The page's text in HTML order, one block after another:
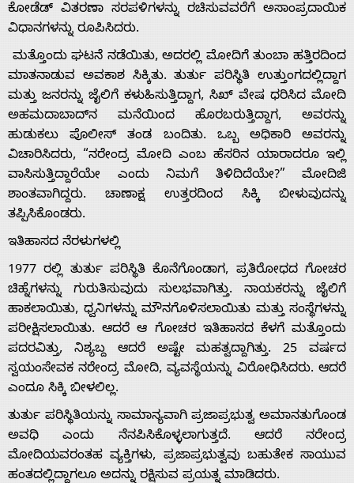
ಕೋಡೆಡ್ ವಿತರಣಾ ಸರಪಳಿಗಳನ್ನು ರಚಿಸುವವರೆಗೆ ಅಸಾಂಪ್ರದಾಯಿಕ
ವಿಧಾನಗಳನ್ನು ರೂಪಿಸಿದರು.
ಮತ್ತೊಂದು ಘಟನೆ ನಡೆಯಿತು, ಅದರಲ್ಲಿ ಮೋದಿಗೆ ತುಂಬಾ ಹತ್ತಿರದಿಂದ
ಮಾತನಾಡುವ ಅವಕಾಶ ಸಿಕ್ಕಿತು. ತುರ್ತು ಪರಿಸ್ಥಿತಿ ಉತ್ತುಂಗದಲ್ಲಿದ್ದಾಗ
ಮತ್ತು ಜನರನ್ನು ಜೈಲಿಗೆ ಕಳುಹಿಸುತ್ತಿದ್ದಾಗ, ಸಿಖ್ ವೇಷ ಧರಿಸಿದ ಮೋದಿ
ಅಹಮದಾಬಾದ್‌ನ ಮನೆಯಿಂದ ಹೊರಬರುತ್ತಿದ್ದಾಗ, ಅವರನ್ನು
ಹುಡುಕಲು ಪೊಲೀಸ್ ತಂಡ ಬಂದಿತು. ಒಬ್ಬ ಅಧಿಕಾರಿ ಅವರನ್ನು
ವಿಚಾರಿಸಿದರು, “ನರೇಂದ್ರ ಮೋದಿ ಎಂಬ ಹೆಸರಿನ ಯಾರಾದರೂ ಇಲ್ಲಿ
ವಾಸಿಸುತ್ತಿದ್ದಾರೆಯೇ ಎಂದು ನಿಮಗೆ ತಿಳಿದಿದೆಯೇ?” ಮೋದಿಜಿ
ಶಾಂತವಾಗಿದ್ದರು. ಚಾಣಾಕ್ಷ ಉತ್ತರದಿಂದ ಸಿಕ್ಕಿ ಬೀಳುವುದನ್ನು
ತಪ್ಪಿಸಿಕೊಂಡರು.
ಇತಿಹಾಸದ ನೆರಳುಗಳಲ್ಲಿ
1977 ರಲ್ಲಿ ತುರ್ತು ಪರಿಸ್ಥಿತಿ ಕೊನೆಗೊಂಡಾಗ, ಪ್ರತಿರೋಧದ ಗೋಚರ
ಚಿಹ್ನೆಗಳನ್ನು ಗುರುತಿಸುವುದು ಸುಲಭವಾಗಿತ್ತು. ನಾಯಕರನ್ನು ಜೈಲಿಗೆ
ಹಾಕಲಾಯಿತು, ಧ್ವನಿಗಳನ್ನು ಮೌನಗೊಳಿಸಲಾಯಿತು ಮತ್ತು ಸಂಸ್ಥೆಗಳನ್ನು
ಪರೀಕ್ಷಿಸಲಾಯಿತು. ಆದರೆ ಆ ಗೋಚರ ಇತಿಹಾಸದ ಕೆಳಗೆ ಮತ್ತೊಂದು
ಪದರವಿತ್ತು, ನಿಶ್ಯಬ್ದ ಆದರೆ ಅಷ್ಟೇ ಮಹತ್ವದ್ದಾಗಿತ್ತು. 25 ವರ್ಷದ
ಸ್ವಯಂಸೇವಕ ನರೇಂದ್ರ ಮೋದಿ, ವ್ಯವಸ್ಥೆಯನ್ನು ವಿರೋಧಿಸಿದರು. ಆದರೆ
ಎಂದೂ ಸಿಕ್ಕಿ ಬೀಳಲಿಲ್ಲ.
ತುರ್ತು ಪರಿಸ್ಥಿತಿಯನ್ನು ಸಾಮಾನ್ಯವಾಗಿ ಪ್ರಜಾಪ್ರಭುತ್ವ ಅಮಾನತುಗೊಂಡ
ಅವಧಿ ಎಂದು ನೆನಪಿಸಿಕೊಳ್ಳಲಾಗುತ್ತದೆ. ಆದರೆ ನರೇಂದ್ರ
ಮೋದಿಯವರಂತಹ ವ್ಯಕ್ತಿಗಳು, ಪ್ರಜಾಪ್ರಭುತ್ವವು ಬಹುತೇಕ ಸಾಯುವ
ಹಂತದಲ್ಲಿದ್ದಾಗಲೂ ಅದನ್ನು ರಕ್ಷಿಸುವ ಪ್ರಯತ್ನ ಮಾಡಿದರು.